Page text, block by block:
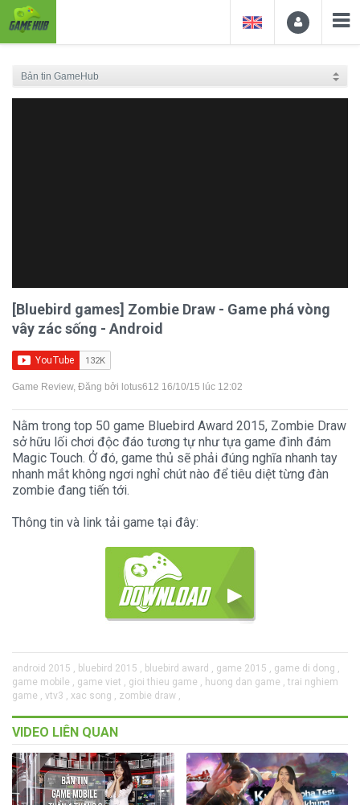
[Bluebird games] Zombie Draw - Game phá vòng
vây zác sống - Android
Game Review, Đăng bởi lotus612 16/10/15 lúc 12:02
Nằm trong top 50 game Bluebird Award 2015, Zombie Draw
sở hữu lối chơi độc đáo tương tự như tựa game đình đám
Magic Touch. Ở đó, game thủ sẽ phải đúng nghĩa nhanh tay
nhanh mắt không ngơi nghỉ chút nào để tiêu diệt từng đàn
zombie đang tiến tới.
Thông tin và link tải game tại đây:
android 2015 , bluebird 2015 , bluebird award , game 2015 , game di dong ,
game mobile , game viet , gioi thieu game , huong dan game , trai nghiem
game , vtv3 , xac song , zombie draw ,
VIDEO LIÊN QUAN